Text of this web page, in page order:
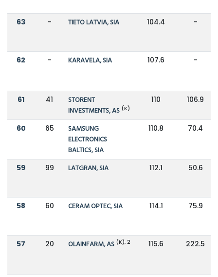
63 - TIETO LATVIA, SIA 104.4 -
62 - KARAVELA, SIA 107.6 -
61 41
STORENT
INVESTMENTS, AS (K)
110 106.9
60 65
SAMSUNG
ELECTRONICS
BALTICS, SIA
110.8 70.4
59 99 LATGRAN, SIA 112.1 50.6
58 60 CERAM OPTEC, SIA 114.1 75.9
57 20 OLAINFARM, AS (K), 2 115.6 222.5